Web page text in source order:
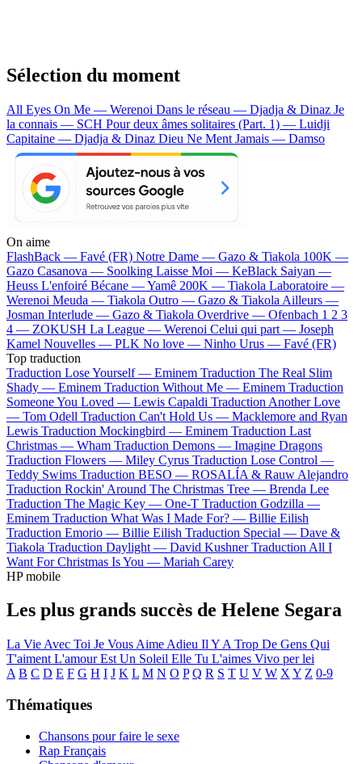
Sélection du moment
All Eyes On Me — Werenoi Dans le réseau — Djadja & Dinaz Je
la connais — SCH Pour deux âmes solitaires (Part. 1) — Luidji
Capitaine — Djadja & Dinaz Dieu Ne Ment Jamais — Damso
On aime
FlashBack — Favé (FR) Notre Dame — Gazo & Tiakola 100K —
Gazo Casanova — Soolking Laisse Moi — KeBlack Saiyan —
Heuss L'enfoiré Bécane —Yamê 200K — Tiakola Laboratoire —
Werenoi Meuda — Tiakola Outro — Gazo & Tiakola Ailleurs —
Josman Interlude — Gazo & Tiakola Overdrive — Ofenbach 1 2 3
4 — ZOKUSH La League — Werenoi Celui qui part — Joseph
Kamel Nouvelles — PLK No love — Ninho Urus — Favé (FR)
Top traduction
Traduction Lose Yourself — Eminem Traduction The Real Slim
Shady — Eminem Traduction Without Me — Eminem Traduction
Someone You Loved — Lewis Capaldi Traduction Another Love
— Tom Odell Traduction Can't Hold Us — Macklemore and Ryan
Lewis Traduction Mockingbird — Eminem Traduction Last
Christmas — Wham Traduction Demons — Imagine Dragons
Traduction Flowers — Miley Cyrus Traduction Lose Control —
Teddy Swims Traduction BESO — ROSALÍA & Rauw Alejandro
Traduction Rockin' Around The Christmas Tree — Brenda Lee
Traduction The Magic Key — One-T Traduction Godzilla —
Eminem Traduction What Was I Made For? — Billie Eilish
Traduction Emorio — Billie Eilish Traduction Special — Dave &
Tiakola Traduction Daylight — David Kushner Traduction All I
Want For Christmas Is You — Mariah Carey
HP mobile
Les plus grands succès de Helene Segara
La Vie Avec Toi Je Vous Aime Adieu Il Y A Trop De Gens Qui
T'aiment L'amour Est Un Soleil Elle Tu L'aimes Vivo per lei
A B C D E F G H I J K L M N O P Q R S T U V W X Y Z 0-9
Thématiques
Chansons pour faire le sexe
Rap Français